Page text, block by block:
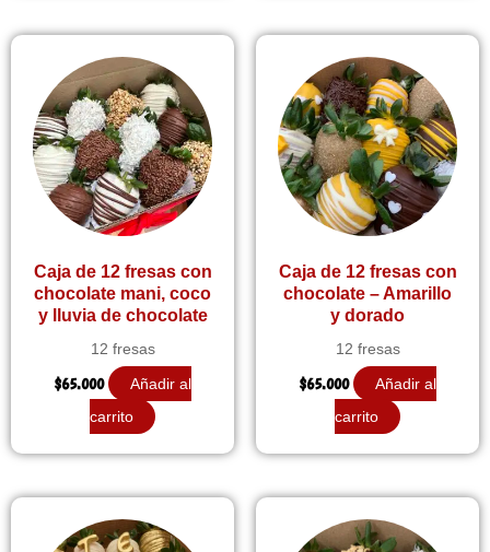
Caja de 12 fresas con
chocolate mani, coco
y lluvia de chocolate
12 fresas
$65.000
Añadir al
carrito
Caja de 12 fresas con
chocolate – Amarillo
y dorado
12 fresas
$65.000
Añadir al
carrito